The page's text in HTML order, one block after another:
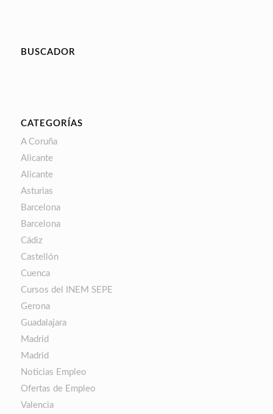
BUSCADOR
CATEGORÍAS
A Coruña
Alicante
Alicante
Asturias
Barcelona
Barcelona
Cádiz
Castellón
Cuenca
Cursos del INEM SEPE
Gerona
Guadalajara
Madrid
Madrid
Noticias Empleo
Ofertas de Empleo
Valencia